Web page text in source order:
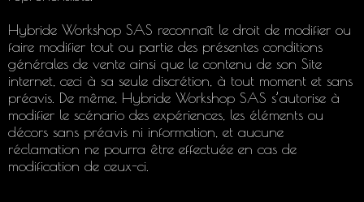
Hybride Workshop SAS reconnaît le droit de modifier ou
faire modifier tout ou partie des présentes conditions
générales de vente ainsi que le contenu de son Site
internet, ceci à sa seule discrétion, à tout moment et sans
préavis. De même, Hybride Workshop SAS s’autorise à
modifier le scénario des expériences, les éléments ou
décors sans préavis ni information, et aucune
réclamation ne pourra être effectuée en cas de
modification de ceux-ci.